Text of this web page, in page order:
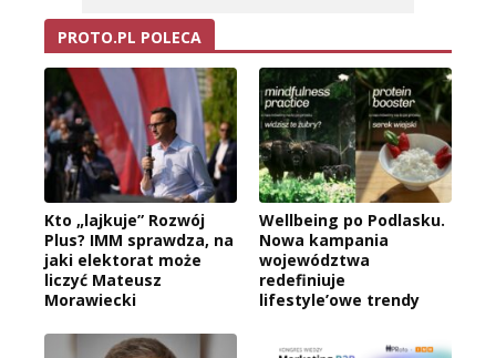
PROTO.PL POLECA
Kto „lajkuje” Rozwój
Plus? IMM sprawdza, na
jaki elektorat może
liczyć Mateusz
Morawiecki
Wellbeing po Podlasku.
Nowa kampania
województwa
redefiniuje
lifestyle’owe trendy